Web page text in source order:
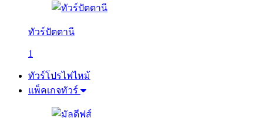
ทัวร์ปัตตานี
1
ทัวร์โปรไฟไหม้
แพ็คเกจทัวร์